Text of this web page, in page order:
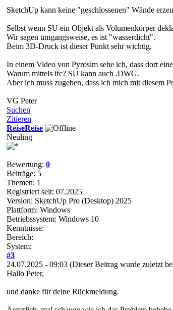
SketchUp kann keine "geschlossenen" Wände
Selbst wenn SU ein Objekt als Volumenkörper
Wir sagen umgangsweise, es ist "wasserdicht".
Beim 3D-Druck ist dieser Punkt sehr wichtig.
In einem Video von Pyrosim sehe ich, dass dort eine
Warum mittels ifc? SU kann auch .DWG.
Aber ich muss zugeben, dass ich mich mit diesem
VG Peter
Suchen
Zitieren
ReiseReise
Neuling
Bewertung: 0
Beiträge: 5
Themen: 1
Registriert seit: 07.2025
Version: SketchUp Pro (Desktop) 2025
Plattform: Windows
Betriebssystem: Windows 10
Kenntnisse:
Bereich:
System:
#3
24.07.2025 - 09:03 (Dieser Beitrag wurde zuletzt
Hallo Peter,
und danke für deine Rückmeldung.